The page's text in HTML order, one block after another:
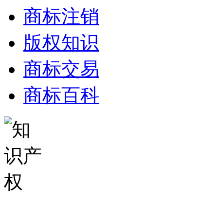
商标注销
版权知识
商标交易
商标百科